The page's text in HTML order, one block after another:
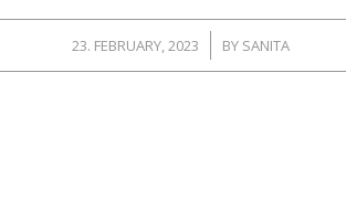
23. FEBRUARY, 2023
/ BY SANITA